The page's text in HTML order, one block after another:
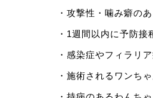
・攻撃性・噛み癖の
・1週間以内に予防
・感染症やフィラリ
・施術されるワンち